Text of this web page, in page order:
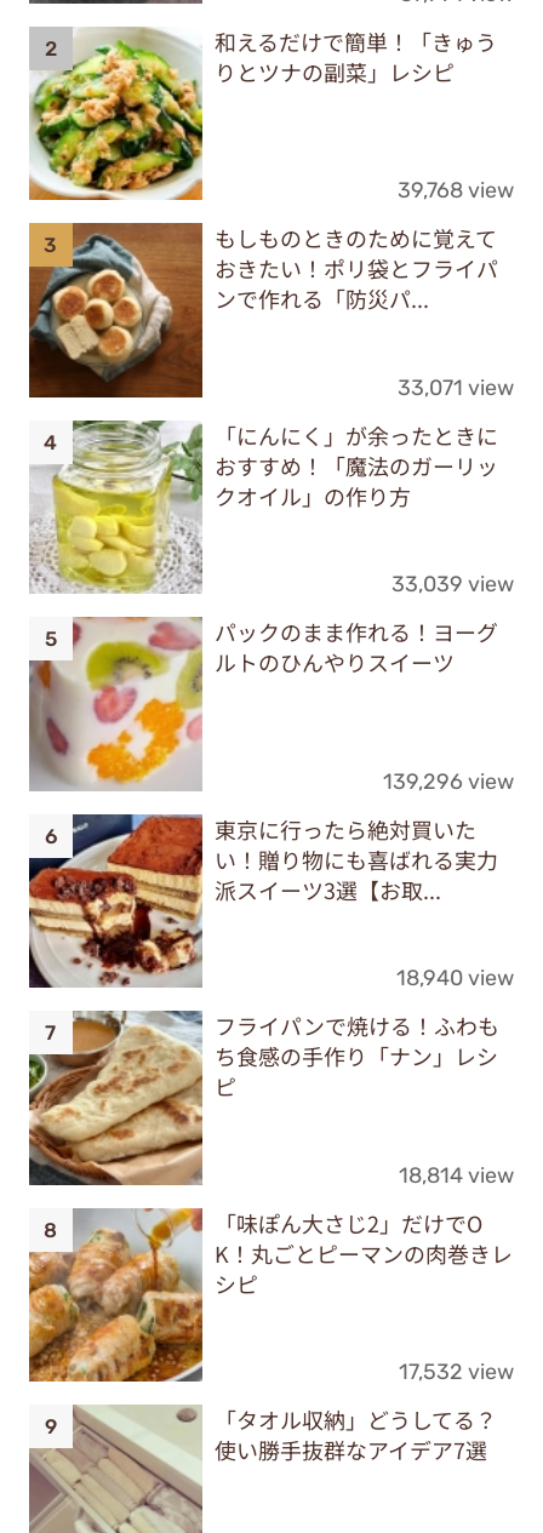
和えるだけで簡単！「きゅう
りとツナの副菜」レシピ
39,768 view
もしものときのために覚えて
おきたい！ポリ袋とフライパ
ンで作れる「防災パ...
33,071 view
「にんにく」が余ったときに
おすすめ！「魔法のガーリッ
クオイル」の作り方
33,039 view
パックのまま作れる！ヨーグ
ルトのひんやりスイーツ
139,296 view
東京に行ったら絶対買いた
い！贈り物にも喜ばれる実力
派スイーツ3選【お取...
18,940 view
フライパンで焼ける！ふわも
ち食感の手作り「ナン」レシ
ピ
18,814 view
「味ぽん大さじ2」だけでO
K！丸ごとピーマンの肉巻きレ
シピ
17,532 view
「タオル収納」どうしてる？
使い勝手抜群なアイデア7選